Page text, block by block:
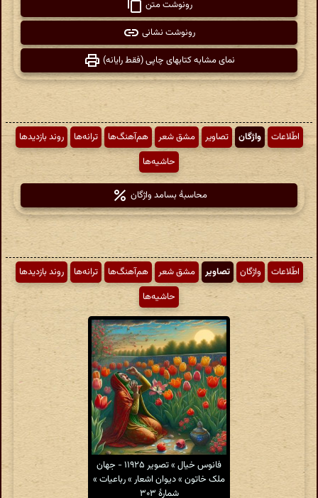
رونوشت متن
رونوشت نشانی
نمای مشابه کتابهای چاپی (فقط رایانه)
اطّلاعات واژگان تصاویر مشق شعر هم‌آهنگ‌ها ترانه‌ها
روند بازدیدها
حاشیه‌ها
محاسبهٔ بسامد واژگان
اطّلاعات واژگان تصاویر مشق شعر هم‌آهنگ‌ها ترانه‌ها
روند بازدیدها
حاشیه‌ها
فانوس خیال » تصویر ۱۱۹۲۵ - جهان
ملک خاتون » دیوان اشعار » رباعیات »
شمارهٔ ۳۰۳